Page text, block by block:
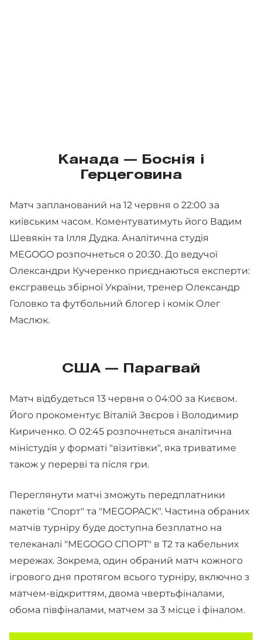
Канада — Боснія і
Герцеговина
Матч запланований на 12 червня о 22:00 за
київським часом. Коментуватимуть його Вадим
Шевякін та Ілля Дудка. Аналітична студія
MEGOGO розпочнеться о 20:30. До ведучої
Олександри Кучеренко приєднаються експерти:
ексгравець збірної України, тренер Олександр
Головко та футбольний блогер і комік Олег
Маслюк.
США — Парагвай
Матч відбудеться 13 червня о 04:00 за Києвом.
Його прокоментує Віталій Звєров і Володимир
Кириченко. О 02:45 розпочнеться аналітична
міністудія у форматі "візитівки", яка триватиме
також у перерві та після гри.
Переглянути матчі зможуть передплатники
пакетів "Спорт" та "MEGOPACK". Частина обраних
матчів турніру буде доступна безплатно на
телеканалі "MEGOGO СПОРТ" в Т2 та кабельних
мережах. Зокрема, один обраний матч кожного
ігрового дня протягом всього турніру, включно з
матчем-відкриттям, двома чвертьфіналами,
обома півфіналами, матчем за 3 місце і фіналом.